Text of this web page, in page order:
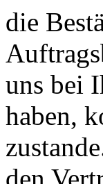
die
uns bei
haben,